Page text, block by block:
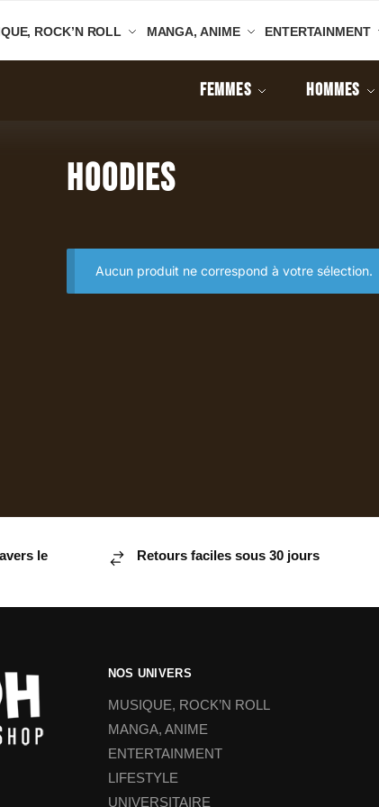
ROCK’N ROLL MANGA, ANIME ENTERTAINMENT
FEMMES HOMMES
Hoodies
Aucun produit ne correspond à votre sélection.
le
Retours faciles sous 30 jours
NOS UNIVERS
MUSIQUE, ROCK’N ROLL
MANGA, ANIME
ENTERTAINMENT
LIFESTYLE
UNIVERSITAIRE